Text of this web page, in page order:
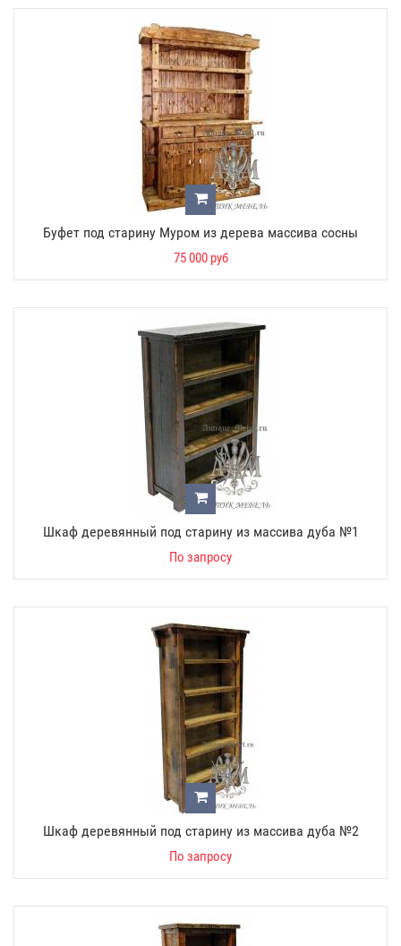
Буфет под старину Муром из дерева массива сосны
75 000 руб
Шкаф деревянный под старину из массива дуба №1
По запросу
Шкаф деревянный под старину из массива дуба №2
По запросу